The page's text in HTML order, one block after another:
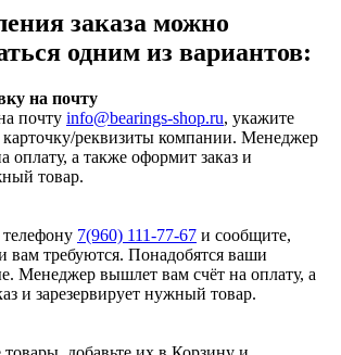
заказа можно
одним из вариантов:
на почту
почту info@bearings-shop.ru, укажите
карточку/реквизиты компании. Менеджер
оплату, а также оформит заказ и
товар.
7(960) 111-77-67 и сообщите,
вам требуются. Понадобятся ваши
Менеджер вышлет вам счёт на оплату, а
и зарезервирует нужный товар.